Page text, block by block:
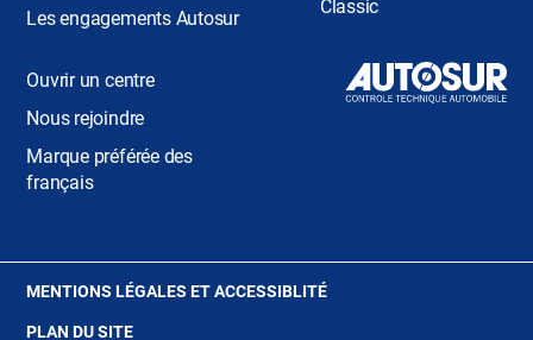
Les engagements Autosur
Classic
Ouvrir un centre
Nous rejoindre
Marque préférée des
français
MENTIONS LÉGALES ET ACCESSIBLITÉ(OUVRE
PLAN DU SITE